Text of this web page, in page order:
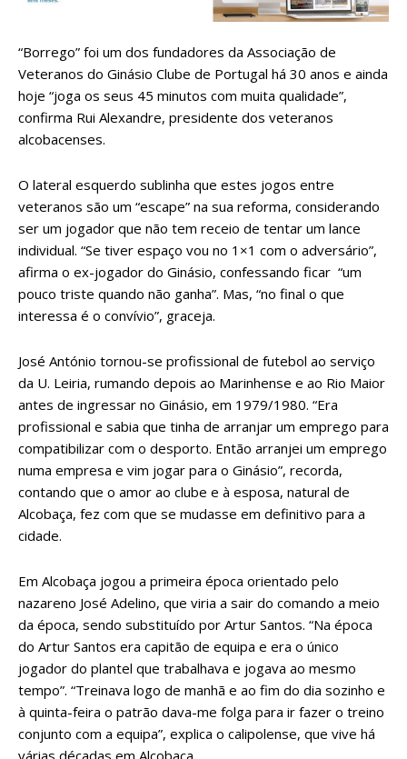
“Borrego” foi um dos fundadores da Associação de
Veteranos do Ginásio Clube de Portugal há 30 anos e ainda
hoje “joga os seus 45 minutos com muita qualidade”,
confirma Rui Alexandre, presidente dos veteranos
alcobacenses.
O lateral esquerdo sublinha que estes jogos entre
veteranos são um “escape” na sua reforma, considerando
ser um jogador que não tem receio de tentar um lance
individual. “Se tiver espaço vou no 1×1 com o adversário”,
afirma o ex-jogador do Ginásio, confessando ficar “um
pouco triste quando não ganha”. Mas, “no final o que
interessa é o convívio”, graceja.
José António tornou-se profissional de futebol ao serviço
da U. Leiria, rumando depois ao Marinhense e ao Rio Maior
antes de ingressar no Ginásio, em 1979/1980. “Era
profissional e sabia que tinha de arranjar um emprego para
compatibilizar com o desporto. Então arranjei um emprego
numa empresa e vim jogar para o Ginásio”, recorda,
contando que o amor ao clube e à esposa, natural de
Alcobaça, fez com que se mudasse em definitivo para a
cidade.
Em Alcobaça jogou a primeira época orientado pelo
nazareno José Adelino, que viria a sair do comando a meio
da época, sendo substituído por Artur Santos. “Na época
do Artur Santos era capitão de equipa e era o único
jogador do plantel que trabalhava e jogava ao mesmo
tempo”. “Treinava logo de manhã e ao fim do dia sozinho e
à quinta-feira o patrão dava-me folga para ir fazer o treino
conjunto com a equipa”, explica o calipolense, que vive há